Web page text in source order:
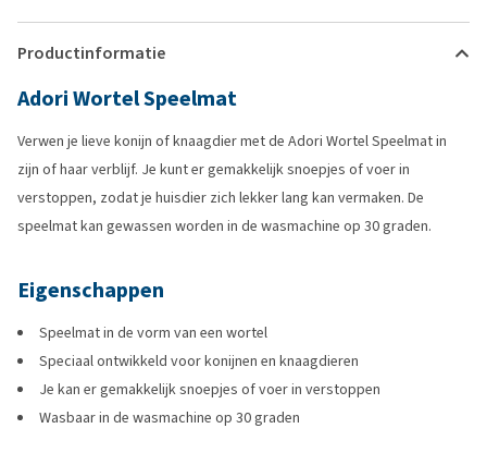
Productinformatie
Adori Wortel Speelmat
Verwen je lieve konijn of knaagdier met de Adori Wortel Speelmat in
zijn of haar verblijf. Je kunt er gemakkelijk snoepjes of voer in
verstoppen, zodat je huisdier zich lekker lang kan vermaken. De
speelmat kan gewassen worden in de wasmachine op 30 graden.
Eigenschappen
Speelmat in de vorm van een wortel
Speciaal ontwikkeld voor konijnen en knaagdieren
Je kan er gemakkelijk snoepjes of voer in verstoppen
Wasbaar in de wasmachine op 30 graden